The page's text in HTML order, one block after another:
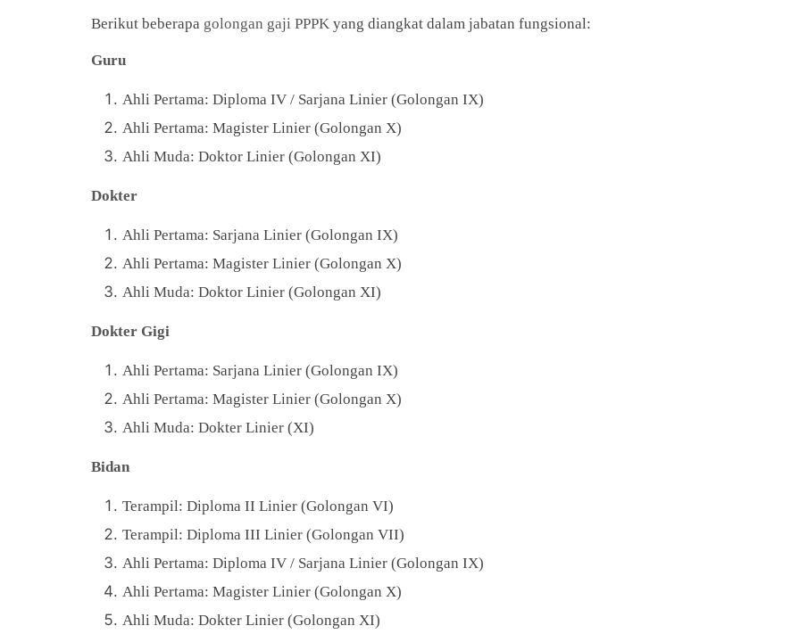
Berikut beberapa golongan gaji PPPK yang diangkat dalam jabatan fungsional:
Guru
Ahli Pertama: Diploma IV / Sarjana Linier (Golongan IX)
Ahli Pertama: Magister Linier (Golongan X)
Ahli Muda: Doktor Linier (Golongan XI)
Dokter
Ahli Pertama: Sarjana Linier (Golongan IX)
Ahli Pertama: Magister Linier (Golongan X)
Ahli Muda: Doktor Linier (Golongan XI)
Dokter Gigi
Ahli Pertama: Sarjana Linier (Golongan IX)
Ahli Pertama: Magister Linier (Golongan X)
Ahli Muda: Dokter Linier (XI)
Bidan
Terampil: Diploma II Linier (Golongan VI)
Terampil: Diploma III Linier (Golongan VII)
Ahli Pertama: Diploma IV / Sarjana Linier (Golongan IX)
Ahli Pertama: Magister Linier (Golongan X)
Ahli Muda: Dokter Linier (Golongan XI)